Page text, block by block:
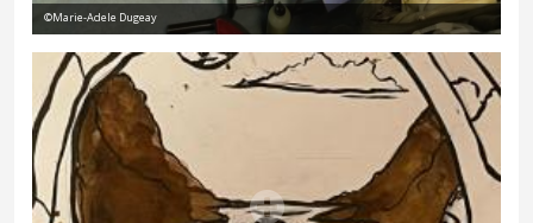
©Marie-Adele Dugeay